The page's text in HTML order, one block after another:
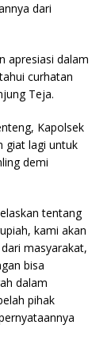
dari
apresiasi dalam
curhatan
Teja.
Kapolsek
giat lagi untuk
demi
tentang
kami akan
masyarakat,
bisa
dalam
pihak